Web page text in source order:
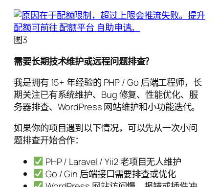
图3
需要长期技术维护或远程问题排查？
我是拥有 15+ 年经验的 PHP / Go 后端工程师，长
期关注已有系统维护、Bug 修复、性能优化、服
务器排查、WordPress 网站维护和小功能迭代。
如果你的项目遇到以下情况，可以先从一次小问
题排查开始合作：
PHP / Laravel / Yii2 老项目无人维护
Go / Gin 后端接口需要排查或优化